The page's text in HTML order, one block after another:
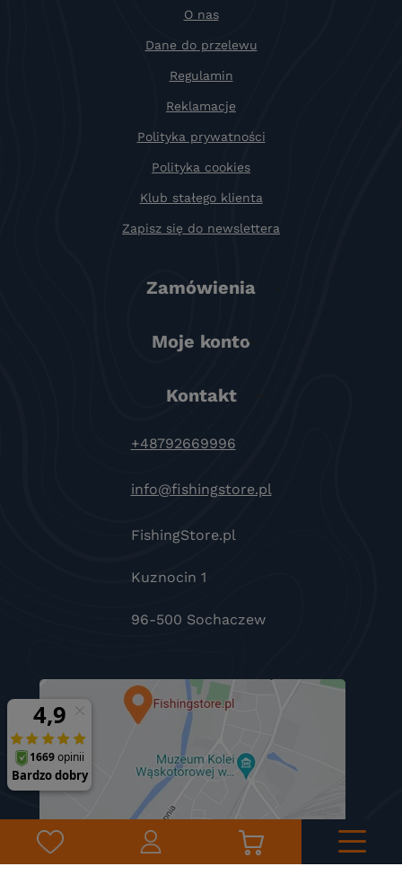
O nas
Dane do przelewu
Regulamin
Reklamacje
Polityka prywatności
Polityka cookies
Klub stałego klienta
Zapisz się do newslettera
Zamówienia
Moje konto
Kontakt
+48792669996
info@fishingstore.pl
FishingStore.pl
Kuznocin 1
96-500 Sochaczew